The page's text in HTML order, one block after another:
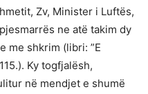
Zv, Minister i Luftës,
ne atë takim dy
me shkrim (libri: ”E
Ky togfjalësh,
në mendjet e shumë